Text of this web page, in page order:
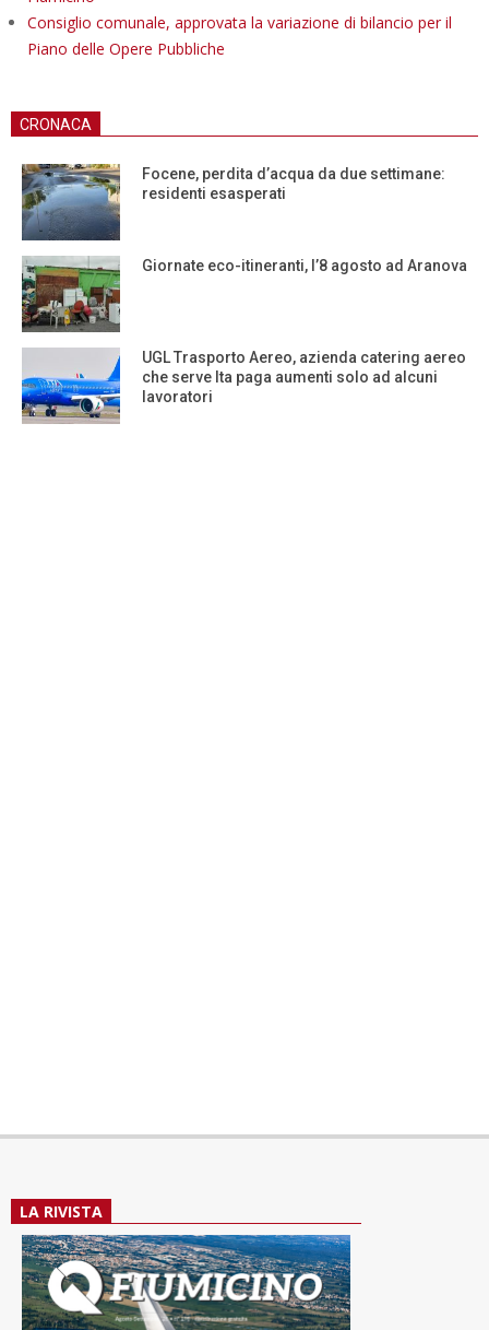
Consiglio comunale, approvata la variazione di bilancio per il
Piano delle Opere Pubbliche
CRONACA
Focene, perdita d’acqua da due settimane:
residenti esasperati
Giornate eco-itineranti, l’8 agosto ad Aranova
UGL Trasporto Aereo, azienda catering aereo
che serve Ita paga aumenti solo ad alcuni
lavoratori
LA RIVISTA